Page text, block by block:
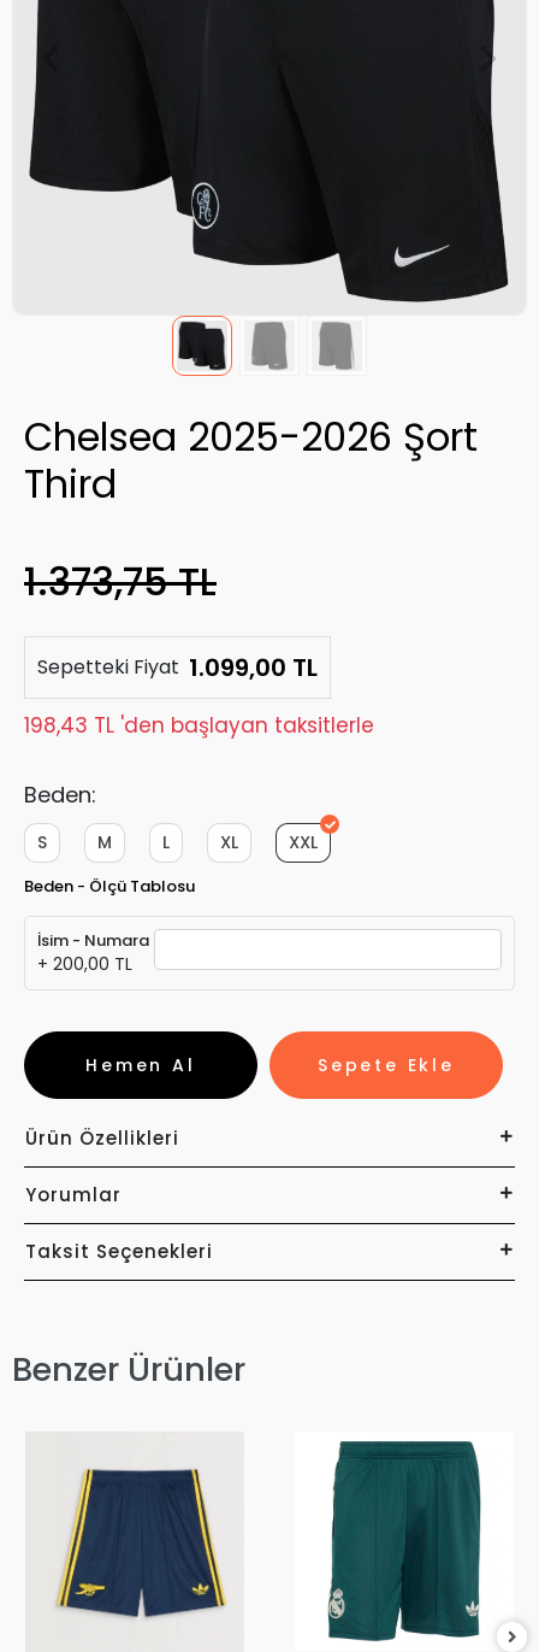
Chelsea 2025-2026 Şort
Third
1.373,75 TL
Sepetteki Fiyat 1.099,00 TL
198,43 TL 'den başlayan taksitlerle
Beden:
XXL
XL
L
M
S
Beden - Ölçü Tablosu
İsim - Numara
+ 200,00 TL
Sepete Ekle
Hemen Al
Ürün Özellikleri
Yorumlar
Taksit Seçenekleri
Benzer Ürünler